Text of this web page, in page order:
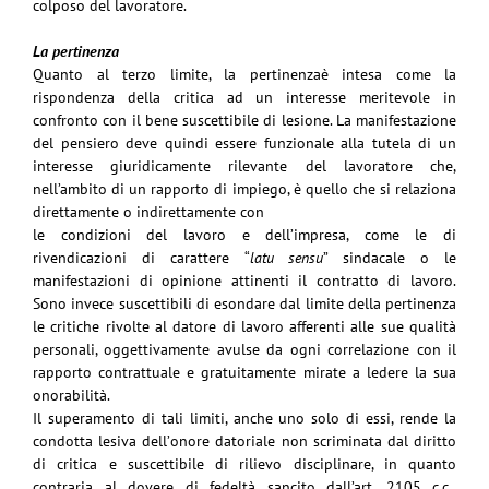
colposo del lavoratore.
La pertinenza
Quanto al terzo limite, la pertinenzaè intesa come la
rispondenza della critica ad un interesse meritevole in
confronto con il bene suscettibile di lesione. La manifestazione
del pensiero deve quindi essere funzionale alla tutela di un
interesse
giuridicamente rilevante del lavoratore che,
nell’ambito di un rapporto di impiego, è quello che si relaziona
direttamente o indirettamente con
le condizioni del lavoro e dell’impresa, come le di
rivendicazioni di carattere
“latu sensu”sindacale o le
manifestazioni di opinione attinenti il contratto di lavoro.
Sono invece suscettibili di esondare dal limite della pertinenza
le critiche rivolte al datore di lavoro afferenti alle sue qualità
personali, oggettivamente avulse da ogni correlazione con il
rapporto contrattuale e gratuitamente mirate a ledere la sua
onorabilità.
Il superamento di tali limiti, anche uno solo di essi, rende la
condotta lesiva dell’onore datoriale non scriminata dal diritto
di critica e suscettibile di rilievo disciplinare, in quanto